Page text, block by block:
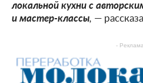
локальной кухни с
и мастер-классы, —
-